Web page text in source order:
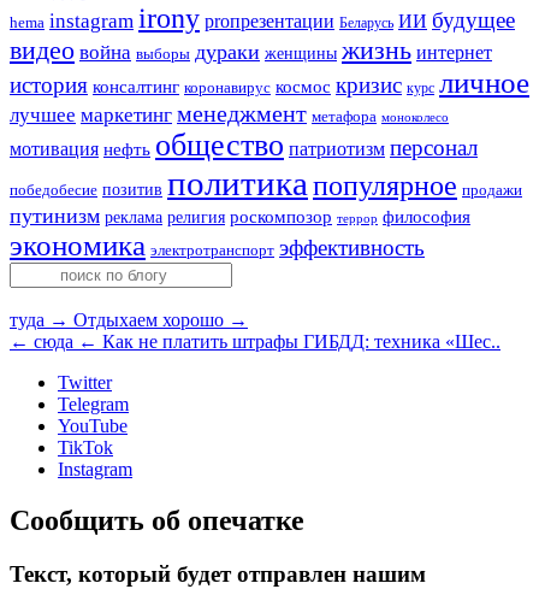
hema instagram irony proпрезентации Беларусь ИИ будущее
видео война выборы дураки женщины жизнь интернет
история консалтинг коронавирус космос кризис курс личное
лучшее маркетинг менеджмент метафора моноколесо
мотивация нефть общество патриотизм персонал
победобесие позитив политика популярное продажи
путинизм реклама религия роскомпозор террор философия
экономика электротранспорт эффективность
туда → Отдыхаем хорошо →
← сюда ← Как не платить штрафы ГИБДД: техника «Шес..
Twitter
Telegram
YouTube
TikTok
Instagram
Сообщить об опечатке
Текст, который будет отправлен нашим